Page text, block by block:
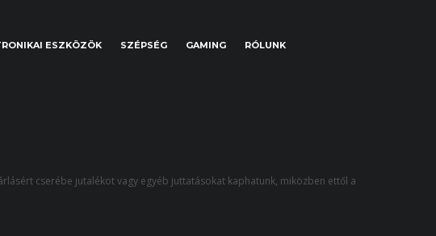
ESZKÖZÖK SZÉPSÉG GAMING RÓLUNK
cserébe jutalékot vagy egyéb juttatásokat kaphatunk, miközben ettől a